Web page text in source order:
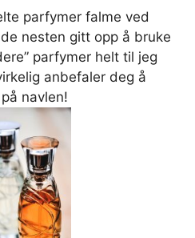
parfymer falme ved
nesten gitt opp å bruke
parfymer helt til jeg
anbefaler deg å
navlen!